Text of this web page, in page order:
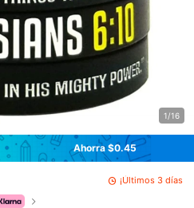
1/16
Ahorra $0.45
¡Últimos 3 días